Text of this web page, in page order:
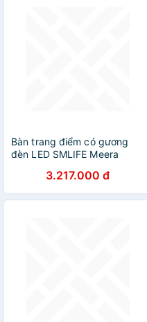
Bàn trang điểm có gương
đèn LED SMLIFE Meera
3.217.000 đ